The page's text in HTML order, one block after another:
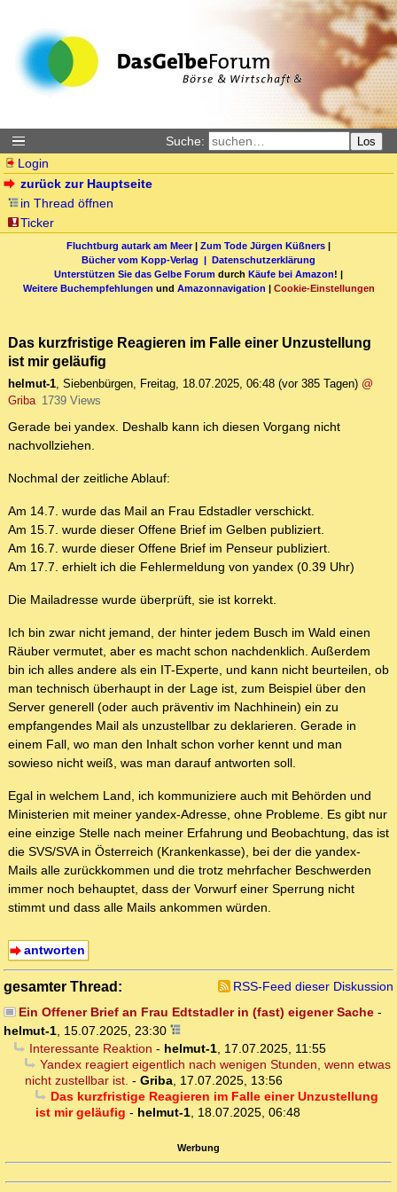
Suche: Los
Login
zurück zur Hauptseite
in Thread öffnen
Ticker
Fluchtburg autark am Meer| Zum Tode Jürgen Küßners |
Bücher vom Kopp-Verlag | Datenschutzerklärung
Unterstützen Sie das Gelbe Forum durch Käufe bei Amazon! |
Weitere Buchempfehlungen und Amazonnavigation | Cookie-Einstellungen
Das kurzfristige Reagieren im Falle einer Unzustellung
ist mir geläufig
helmut-1, Siebenbürgen, Freitag, 18.07.2025, 06:48 (vor 385 Tagen) @
Griba 1739 Views
Gerade bei yandex. Deshalb kann ich diesen Vorgang nicht
nachvollziehen.
Nochmal der zeitliche Ablauf:
Am 14.7. wurde das Mail an Frau Edstadler verschickt.
Am 15.7. wurde dieser Offene Brief im Gelben publiziert.
Am 16.7. wurde dieser Offene Brief im Penseur publiziert.
Am 17.7. erhielt ich die Fehlermeldung von yandex (0.39 Uhr)
Die Mailadresse wurde überprüft, sie ist korrekt.
Ich bin zwar nicht jemand, der hinter jedem Busch im Wald einen
Räuber vermutet, aber es macht schon nachdenklich. Außerdem
bin ich alles andere als ein IT-Experte, und kann nicht beurteilen, ob
man technisch überhaupt in der Lage ist, zum Beispiel über den
Server generell (oder auch präventiv im Nachhinein) ein zu
empfangendes Mail als unzustellbar zu deklarieren. Gerade in
einem Fall, wo man den Inhalt schon vorher kennt und man
sowieso nicht weiß, was man darauf antworten soll.
Egal in welchem Land, ich kommuniziere auch mit Behörden und
Ministerien mit meiner yandex-Adresse, ohne Probleme. Es gibt nur
eine einzige Stelle nach meiner Erfahrung und Beobachtung, das ist
die SVS/SVA in Österreich (Krankenkasse), bei der die yandex-
Mails alle zurückkommen und die trotz mehrfacher Beschwerden
immer noch behauptet, dass der Vorwurf einer Sperrung nicht
stimmt und dass alle Mails ankommen würden.
antworten
gesamter Thread:
RSS-Feed dieser Diskussion
Ein Offener Brief an Frau Edtstadler in (fast) eigener Sache-
helmut-1, 15.07.2025, 23:30
Interessante Reaktion - helmut-1, 17.07.2025, 11:55
Yandex reagiert eigentlich nach wenigen Stunden, wenn etwas
nicht zustellbar ist. - Griba, 17.07.2025, 13:56
Das kurzfristige Reagieren im Falle einer Unzustellung
ist mir geläufig - helmut-1, 18.07.2025, 06:48
Werbung